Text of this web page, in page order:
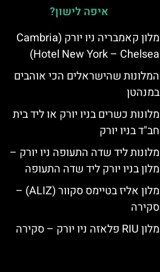
איפה לישון?
מלון קאמבריה ניו יורק (Cambria
Hotel New York – Chelsea)
המלונות שהישראלים הכי אוהבים
במנהטן
מלונות כשרים בניו יורק או ליד בית
חב"ד בניו יורק
מלונות ליד שדה התעופה ניו יורק –
מלון בניו יורק ליד שדה התעופה
מלון אליז בטיימס סקוור (ALIZ) –
סקירה
מלון RIU פלאזה ניו יורק – סקירה